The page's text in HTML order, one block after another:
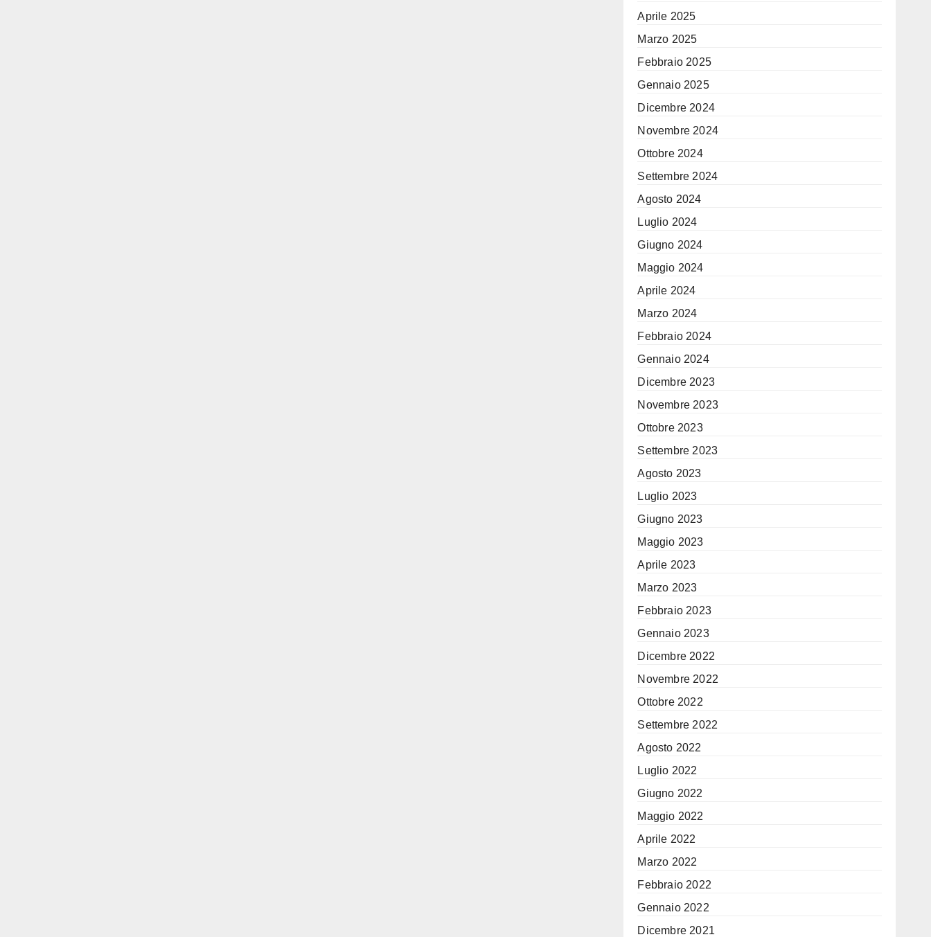
Aprile 2025
Marzo 2025
Febbraio 2025
Gennaio 2025
Dicembre 2024
Novembre 2024
Ottobre 2024
Settembre 2024
Agosto 2024
Luglio 2024
Giugno 2024
Maggio 2024
Aprile 2024
Marzo 2024
Febbraio 2024
Gennaio 2024
Dicembre 2023
Novembre 2023
Ottobre 2023
Settembre 2023
Agosto 2023
Luglio 2023
Giugno 2023
Maggio 2023
Aprile 2023
Marzo 2023
Febbraio 2023
Gennaio 2023
Dicembre 2022
Novembre 2022
Ottobre 2022
Settembre 2022
Agosto 2022
Luglio 2022
Giugno 2022
Maggio 2022
Aprile 2022
Marzo 2022
Febbraio 2022
Gennaio 2022
Dicembre 2021